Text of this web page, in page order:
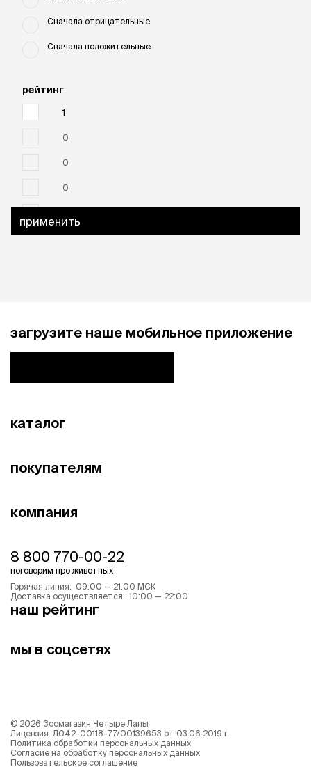
Сначала отрицательные
Сначала положительные
рейтинг
1
0
0
0
применить
загрузите наше мобильное приложение
каталог
покупателям
компания
8 800 770-00-22
поговорим про животных
Горячая линия: 09:00 — 21:00 МСК
Доставка осуществляется: 10:00 — 22:00
наш рейтинг
мы в соцсетях
© 2026 Зоомагазин Четыре Лапы
Лицензия: Л042-00118-77/00139653 от 03.06.2019 г.
Политика обработки персональных данных
Согласие на обработку персональных данных
Пользовательское соглашение